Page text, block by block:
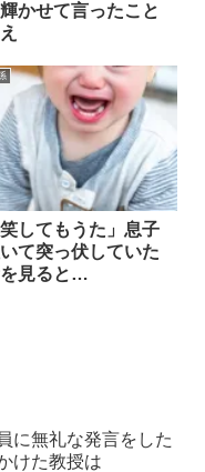
かせて言ったこと
笑してもうた」息子
て突っ伏していた
見ると…
に無礼な発言をした
けた教授は